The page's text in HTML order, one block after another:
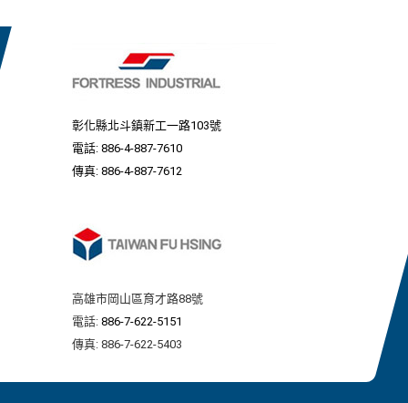
彰化縣北斗鎮新工一路103號
電話: 886-4-887-7610
傳真: 886-4-887-7612
高雄市岡山區育才路88號
電話: 886-7-622-5151
傳真: 886-7-622-5403